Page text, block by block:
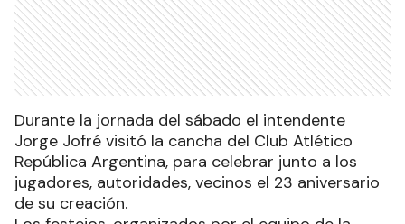
Durante la jornada del sábado el intendente
Jorge Jofré visitó la cancha del Club Atlético
República Argentina, para celebrar junto a los
jugadores, autoridades, vecinos el 23 aniversario
de su creación.